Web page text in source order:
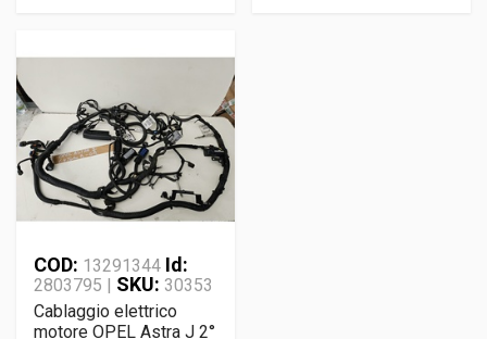
COD: 13291344 Id:
2803795 | SKU: 30353
Cablaggio elettrico
motore OPEL Astra J 2°